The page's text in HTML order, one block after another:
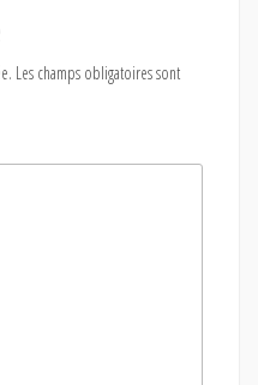
Les champs obligatoires sont